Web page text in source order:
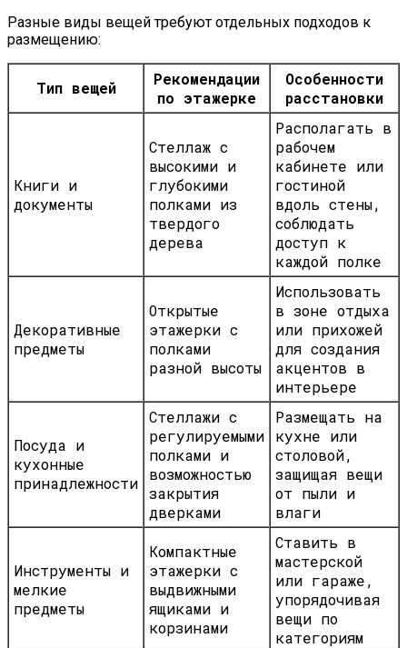
Разные виды вещей требуют отдельных подходов к
размещению:
Тип вещей
Рекомендации
по этажерке
Особенности
расстановки
Книги и
документы
Стеллаж с
высокими и
глубокими
полками из
твердого
дерева
Располагать в
рабочем
кабинете или
гостиной
вдоль стены,
соблюдать
доступ к
каждой полке
Декоративные
предметы
Открытые
этажерки с
полками
разной высоты
Использовать
в зоне отдыха
или прихожей
для создания
акцентов в
интерьере
Посуда и
кухонные
принадлежности
Стеллажи с
регулируемыми
полками и
возможностью
закрытия
дверками
Размещать на
кухне или
столовой,
защищая вещи
от пыли и
влаги
Инструменты и
мелкие
предметы
Компактные
этажерки с
выдвижными
ящиками и
корзинами
Ставить в
мастерской
или гараже,
упорядочивая
вещи по
категориям